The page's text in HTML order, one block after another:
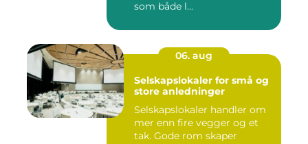
som både l...
06. aug
Selskapslokaler for små og
store anledninger
Selskapslokaler handler om
mer enn fire vegger og et
tak. Gode rom skaper